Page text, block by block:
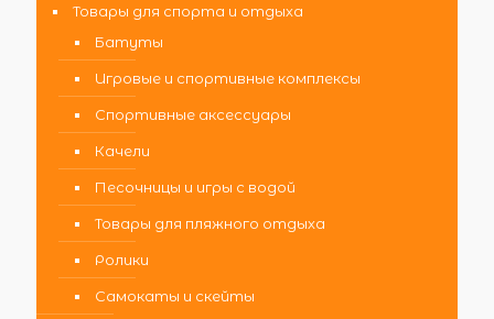
Товары для спорта и отдыха
Батуты
Игровые и спортивные комплексы
Спортивные аксессуары
Качели
Песочницы и игры с водой
Товары для пляжного отдыха
Ролики
Самокаты и скейты